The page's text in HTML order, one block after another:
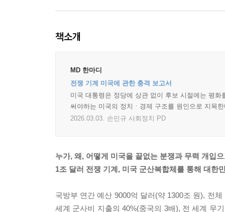
책소개
MD 한마디
전쟁 기계 미국에 관한 충격 보고서
미국 대통령은 정당에 상관 없이 후보 시절에는 평
써야하는 미국의 정치ㆍ경제 구조를 원인으로 지목
2026.03.03. 손민규 사회정치 PD
누가, 왜, 어떻게 미국을 끝없는 분쟁과 무력 개입
1조 달러 전쟁 기계, 미국 군산복합체를 통해 대한
국방부 연간 예산 9000억 달러(약 1300조 원), 전
세계 군사비 지출의 40%(중국의 3배), 전 세계 무